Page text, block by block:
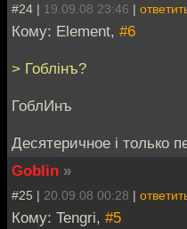
#24 | 19.09.08 23:46 |
Кому: Element, #6
> Гоблiнъ?
ГоблИнъ
Десятеричное i только
Goblin »
#25 | 20.09.08 00:28 |
Кому: Tengri, #5